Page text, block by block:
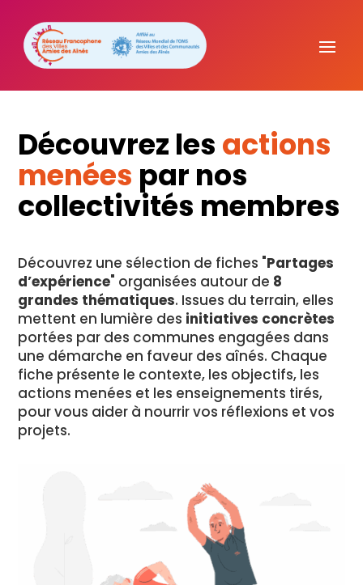
Découvrez les actions
menées par nos
collectivités membres
Découvrez une sélection de fiches "Partages
d’expérience" organisées autour de 8
grandes thématiques. Issues du terrain, elles
mettent en lumière des initiatives concrètes
portées par des communes engagées dans
une démarche en faveur des aînés. Chaque
fiche présente le contexte, les objectifs, les
actions menées et les enseignements tirés,
pour vous aider à nourrir vos réflexions et vos
projets.